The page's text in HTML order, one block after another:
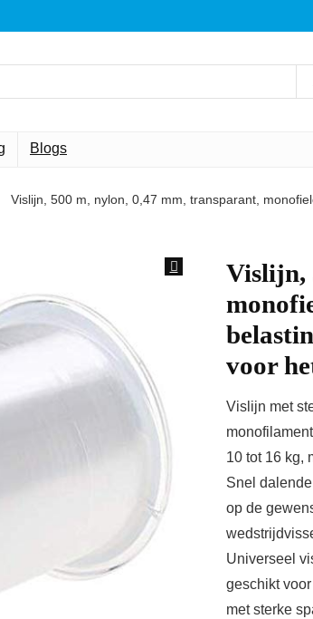
Blogs
Vislijn, 500 m, nylon, 0,47 mm, transparant,
Vislijn,
voor
Vislijn met
10 tot 16 kg,
Snel
op de
Universeel
geschikt
met sterke